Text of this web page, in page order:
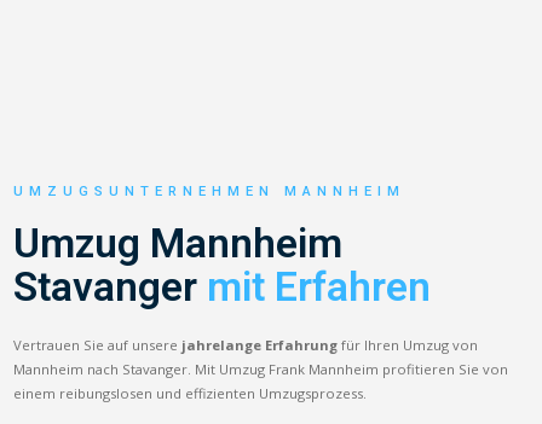
UMZUGSUNTERNEHMEN MANNHEIM
Umzug Mannheim
Stavanger mit Erfahren
Vertrauen Sie auf unsere jahrelange Erfahrung für Ihren Umzug von
Mannheim nach Stavanger. Mit Umzug Frank Mannheim profitieren Sie von
einem reibungslosen und effizienten Umzugsprozess.